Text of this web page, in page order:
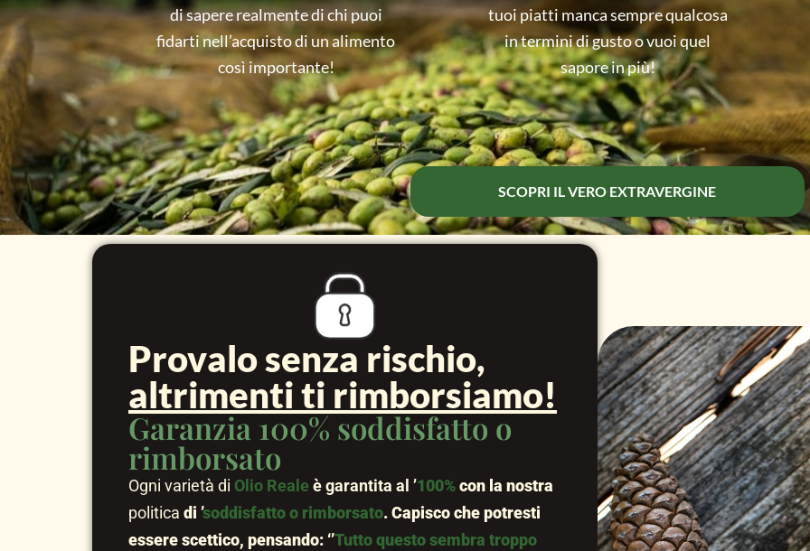
di sapere realmente di chi puoi
fidarti nell’acquisto di un alimento
così importante!
tuoi piatti manca sempre qualcosa
in termini di gusto o vuoi quel
sapore in più!
SCOPRI IL VERO EXTRAVERGINE
Provalo senza rischio,
altrimenti ti rimborsiamo!
Garanzia 100% soddisfatto o
rimborsato
Ogni varietà di Olio Reale è garantita al ’100%con la nostra
politica di ’soddisfatto o rimborsato. Capisco che potresti
essere scettico, pensando: ‘’Tutto questo sembra troppo